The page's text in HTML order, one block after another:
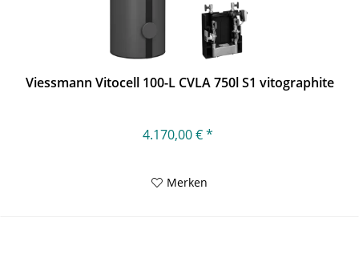
Viessmann Vitocell 100-L CVLA 750l S1 vitographite
4.170,00 € *
Merken